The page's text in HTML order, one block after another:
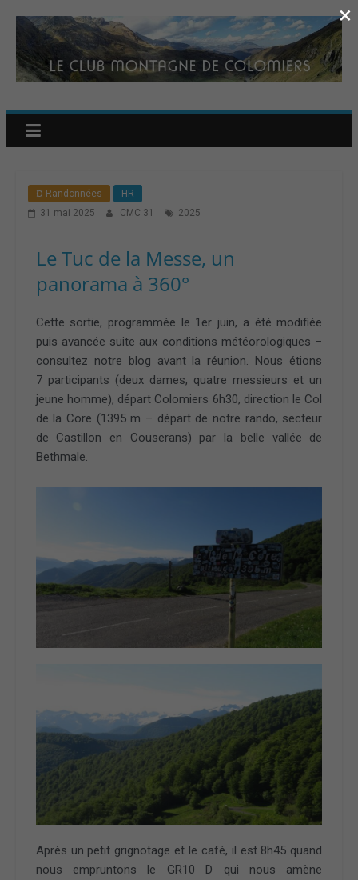
¤ Randonnées
HR
31 mai 2025
CMC 31 2025
Le Tuc de la Messe, un
panorama à 360°
Cette sortie, programmée le 1er juin, a été modifiée
puis avancée suite aux conditions météorologiques –
consultez notre blog avant la réunion. Nous étions
7 participants (deux dames, quatre messieurs et un
jeune homme), départ Colomiers 6h30, direction le Col
de la Core (1395 m – départ de notre rando, secteur
de Castillon en Couserans) par la belle vallée de
Bethmale.
Après un petit grignotage et le café, il est 8h45 quand
nous empruntons le GR10 D qui nous amène
×